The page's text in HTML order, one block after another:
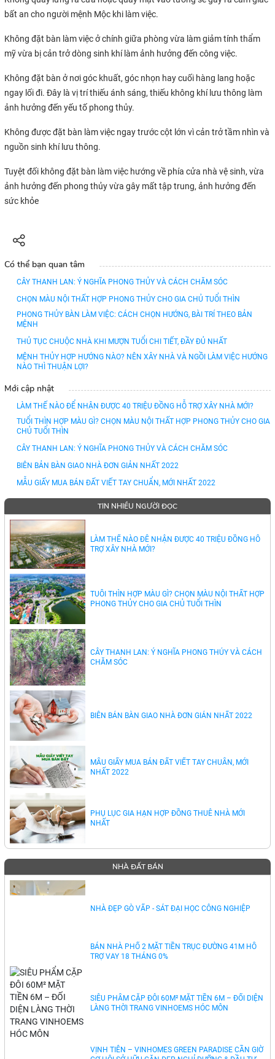
bất an cho người mệnh Mộc khi làm việc.
Không đặt bàn làm việc ở chính giữa phòng vừa làm giảm tính thẩm
mỹ vừa bị cản trở dòng sinh khí làm ảnh hưởng đến công việc.
Không đặt bàn ở nơi góc khuất, góc nhọn hay cuối hàng lang hoặc
ngay lối đi. Đây là vị trí thiếu ánh sáng, thiếu không khí lưu thông làm
ảnh hưởng đến yếu tố phong thủy.
Không được đặt bàn làm việc ngay trước cột lớn vì cản trở tầm nhìn và
nguồn sinh khí lưu thông.
Tuyệt đối không đặt bàn làm việc hướng về phía cửa nhà vệ sinh, vừa
ảnh hưởng đến phong thủy vừa gây mất tập trung, ảnh hưởng đến
sức khỏe
Có thể bạn quan tâm
CÂY THANH LAN: Ý NGHĨA PHONG THỦY VÀ CÁCH CHĂM SÓC
CHỌN MÀU NỘI THẤT HỢP PHONG THỦY CHO GIA CHỦ TUỔI THÌN
PHONG THỦY BÀN LÀM VIỆC: CÁCH CHỌN HƯỚNG, BÀI TRÍ THEO BẢN
MỆNH
THỦ TỤC CHUỘC NHÀ KHI MƯỢN TUỔI CHI TIẾT, ĐẦY ĐỦ NHẤT
MỆNH THỦY HỢP HƯỚNG NÀO? NÊN XÂY NHÀ VÀ NGỒI LÀM VIỆC HƯỚNG
NÀO THÌ THUẬN LỢI?
Mới cập nhật
LÀM THẾ NÀO ĐỂ NHẬN ĐƯỢC 40 TRIỆU ĐỒNG HỖ TRỢ XÂY NHÀ MỚI?
TUỔI THÌN HỢP MÀU GÌ? CHỌN MÀU NỘI THẤT HỢP PHONG THỦY CHO GIA
CHỦ TUỔI THÌN
CÂY THANH LAN: Ý NGHĨA PHONG THỦY VÀ CÁCH CHĂM SÓC
BIÊN BẢN BÀN GIAO NHÀ ĐƠN GIẢN NHẤT 2022
MẪU GIẤY MUA BÁN ĐẤT VIẾT TAY CHUẨN, MỚI NHẤT 2022
TIN NHIỀU NGƯỜI ĐỌC
LÀM THẾ NÀO ĐỂ NHẬN ĐƯỢC 40 TRIỆU ĐỒNG HỖ
TRỢ XÂY NHÀ MỚI?
TUỔI THÌN HỢP MÀU GÌ? CHỌN MÀU NỘI THẤT HỢP
PHONG THỦY CHO GIA CHỦ TUỔI THÌN
CÂY THANH LAN: Ý NGHĨA PHONG THỦY VÀ CÁCH
CHĂM SÓC
BIÊN BẢN BÀN GIAO NHÀ ĐƠN GIẢN NHẤT 2022
MẪU GIẤY MUA BÁN ĐẤT VIẾT TAY CHUẨN, MỚI
NHẤT 2022
PHỤ LỤC GIA HẠN HỢP ĐỒNG THUÊ NHÀ MỚI
NHẤT
NHÀ ĐẤT BÁN
NHÀ ĐẸP GÒ VẤP - SÁT ĐẠI HỌC CÔNG NGHIỆP